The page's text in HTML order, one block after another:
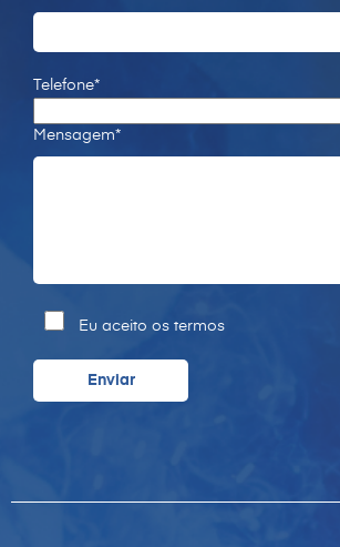
Telefone*
Mensagem*
Eu aceito os termos